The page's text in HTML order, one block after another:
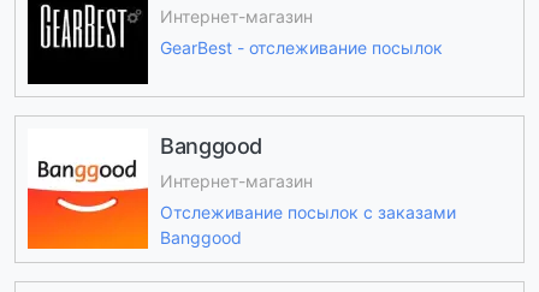
Интернет-магазин
GearBest - отслеживание посылок
Banggood
Интернет-магазин
Отслеживание посылок с заказами
Banggood